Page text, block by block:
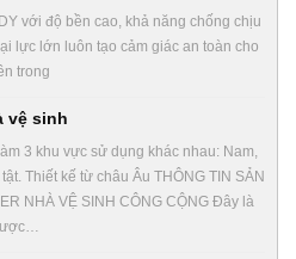
với độ bền cao, khả năng chống chịu
lực lớn luôn tạo cảm giác an toàn cho
trong
vệ sinh
3 khu vực sử dụng khác nhau: Nam,
Thiết kế từ châu Âu THÔNG TIN SẢN
NHÀ VỆ SINH CÔNG CỘNG Đây là